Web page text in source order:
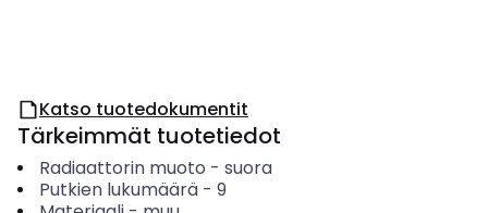
Katso tuotedokumentit
Tärkeimmät tuotetiedot
Radiaattorin muoto - suora
Putkien lukumäärä- 9